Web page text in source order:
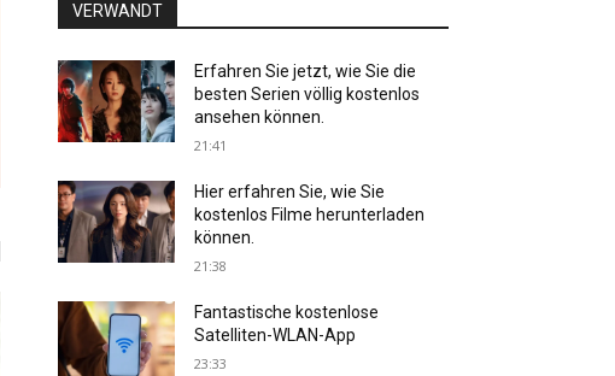
VERWANDT
Erfahren Sie jetzt, wie Sie die
besten Serien völlig kostenlos
ansehen können.
21:41
Hier erfahren Sie, wie Sie
kostenlos Filme herunterladen
können.
21:38
Fantastische kostenlose
Satelliten-WLAN-App
23:33